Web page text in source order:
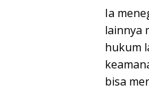
Ia
lainnya
hukum
bisa